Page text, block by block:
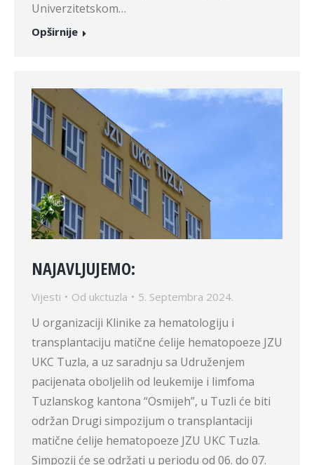
Univerzitetskom…
Opširnije
NAJAVLJUJEMO:
Vijesti Od ukctuzla 5. Septembra 2024.
U organizaciji Klinike za hematologiju i
transplantaciju matične ćelije hematopoeze JZU
UKC Tuzla, a uz saradnju sa Udruženjem
pacijenata oboljelih od leukemije i limfoma
Tuzlanskog kantona “Osmijeh”, u Tuzli će biti
održan Drugi simpozijum o transplantaciji
matične ćelije hematopoeze JZU UKC Tuzla.
Simpozij će se održati u periodu od 06. do 07.